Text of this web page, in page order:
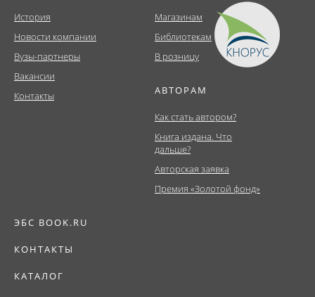
История
Новости компании
Вузы-партнеры
Вакансии
Контакты
Магазинам
Библиотекам
В розницу
АВТОРАМ
Как стать автором?
Книга издана. Что
дальше?
Авторская заявка
Премия «Золотой фонд»
ЭБС BOOK.RU
КОНТАКТЫ
КАТАЛОГ